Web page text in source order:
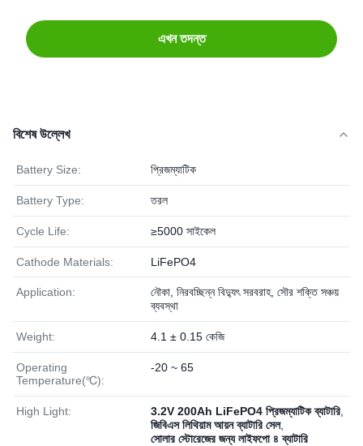
এখন তদন্ত
বিশেষ উল্লেখ
Battery Size: প্রিজম্যাটিক
Battery Type: তরল
Cycle Life: ≥5000 সাইকেল
Cathode Materials: LiFePO4
Application:
নৌকা, নিরবচ্ছিন্ন বিদ্যুৎ সরবরাহ, সৌর শক্তি সঞ্চয়
ব্যবস্থা
Weight: 4.1 ± 0.15 কেজি
Operating
Temperature(℃):
-20 ~ 65
High Light: 3.2V 200Ah LiFePO4 প্রিজম্যাটিক ব্যাটারি
জিবিএস লিথিয়াম আয়ন ব্যাটারি সেল,
সোলার স্টোরেজের জন্য লাইফপো ৪ ব্যাটারি